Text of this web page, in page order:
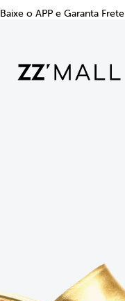
Baixe o APP e Garanta Frete